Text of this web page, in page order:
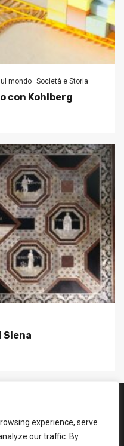
experience, serve
our traffic. By
mondo Società e Storia
con Kohlberg
Siena